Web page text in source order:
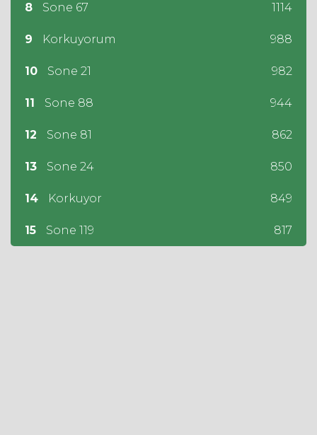
8 Sone 67 1114
9 Korkuyorum 988
10 Sone 21 982
11 Sone 88 944
12 Sone 81 862
13 Sone 24 850
14 Korkuyor 849
15 Sone 119 817